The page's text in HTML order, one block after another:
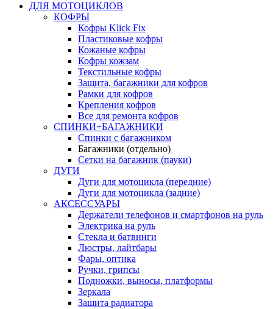
ДЛЯ МОТОЦИКЛОВ
КОФРЫ
Кофры Klick Fix
Пластиковые кофры
Кожаные кофры
Кофры кожзам
Текстильные кофры
Защита, багажники для кофров
Рамки для кофров
Крепления кофров
Все для ремонта кофров
СПИНКИ+БАГАЖНИКИ
Спинки с багажником
Багажники (отдельно)
Сетки на багажник (пауки)
ДУГИ
Дуги для мотоцикла (передние)
Дуги для мотоцикла (задние)
АКСЕССУАРЫ
Держатели телефонов и смартфонов на руль
Электрика на руль
Стекла и батвинги
Люстры, лайтбары
Фары, оптика
Ручки, грипсы
Подножки, выносы, платформы
Зеркала
Защита радиатора